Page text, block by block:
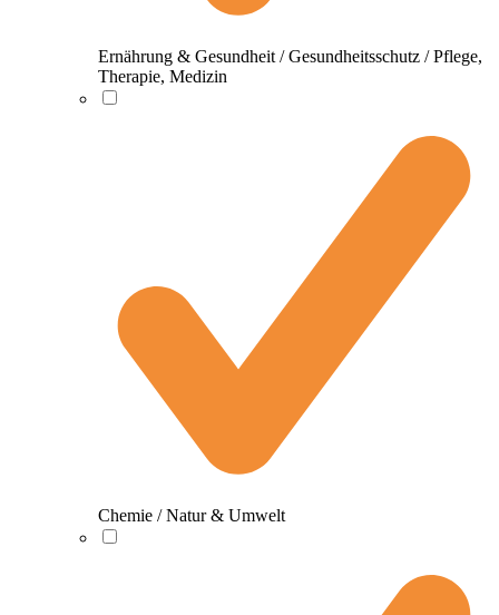
Ernährung & Gesundheit / Gesundheitsschutz / Pflege,
Therapie, Medizin
Chemie / Natur & Umwelt